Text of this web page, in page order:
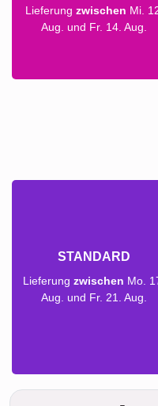
Lieferung zwischen Mi.
Aug. und Fr. 14. Aug.
STANDARD
Lieferung zwischen Mo.
Aug. und Fr. 21. Aug.